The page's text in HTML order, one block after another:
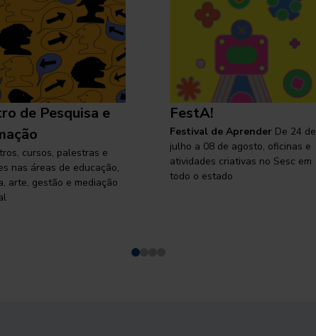
de Pesquisa e
cursos, palestras e
nas áreas de educação,
arte, gestão e mediação
FestA!
Festival de Aprender De 24 de
julho a 08 de agosto, oficinas e
atividades criativas no Sesc em
todo o estado